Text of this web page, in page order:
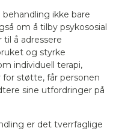
ikke bare
om å tilby psykososial
å adressere
og styrke
individuell terapi,
støtte, får personen
sine utfordringer på
er det tverrfaglige